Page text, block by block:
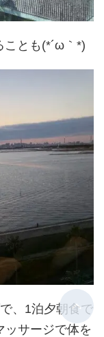
ことも(*´ω｀*)
、1泊夕朝食で
ッサージで体を